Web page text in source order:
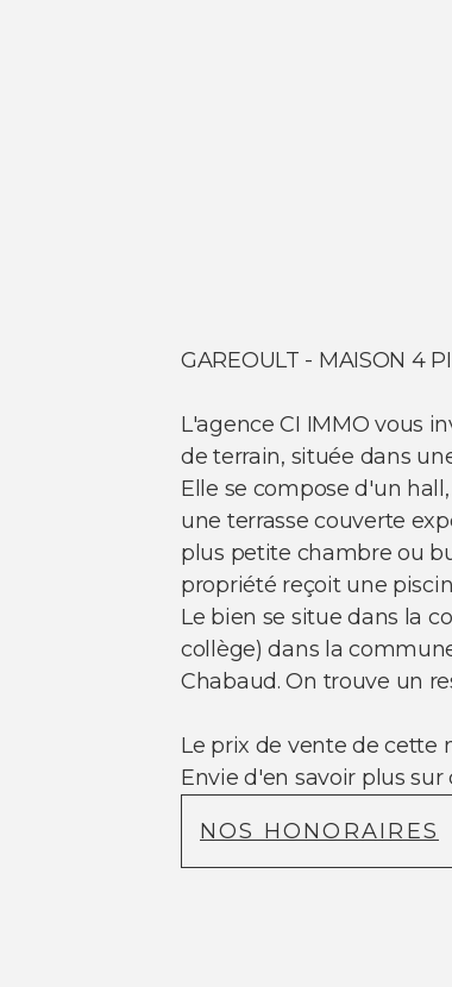
GAREOULT - MAISON 4
L'agence CI IMMO vous
de terrain, située dans
Elle se compose d'un
une terrasse couverte
plus petite chambre ou
propriété reçoit une
Le bien se situe dans la
collège) dans la
Chabaud. On trouve un
Le prix de vente de cette
Envie d'en savoir plus sur
NOS HONORAIRES